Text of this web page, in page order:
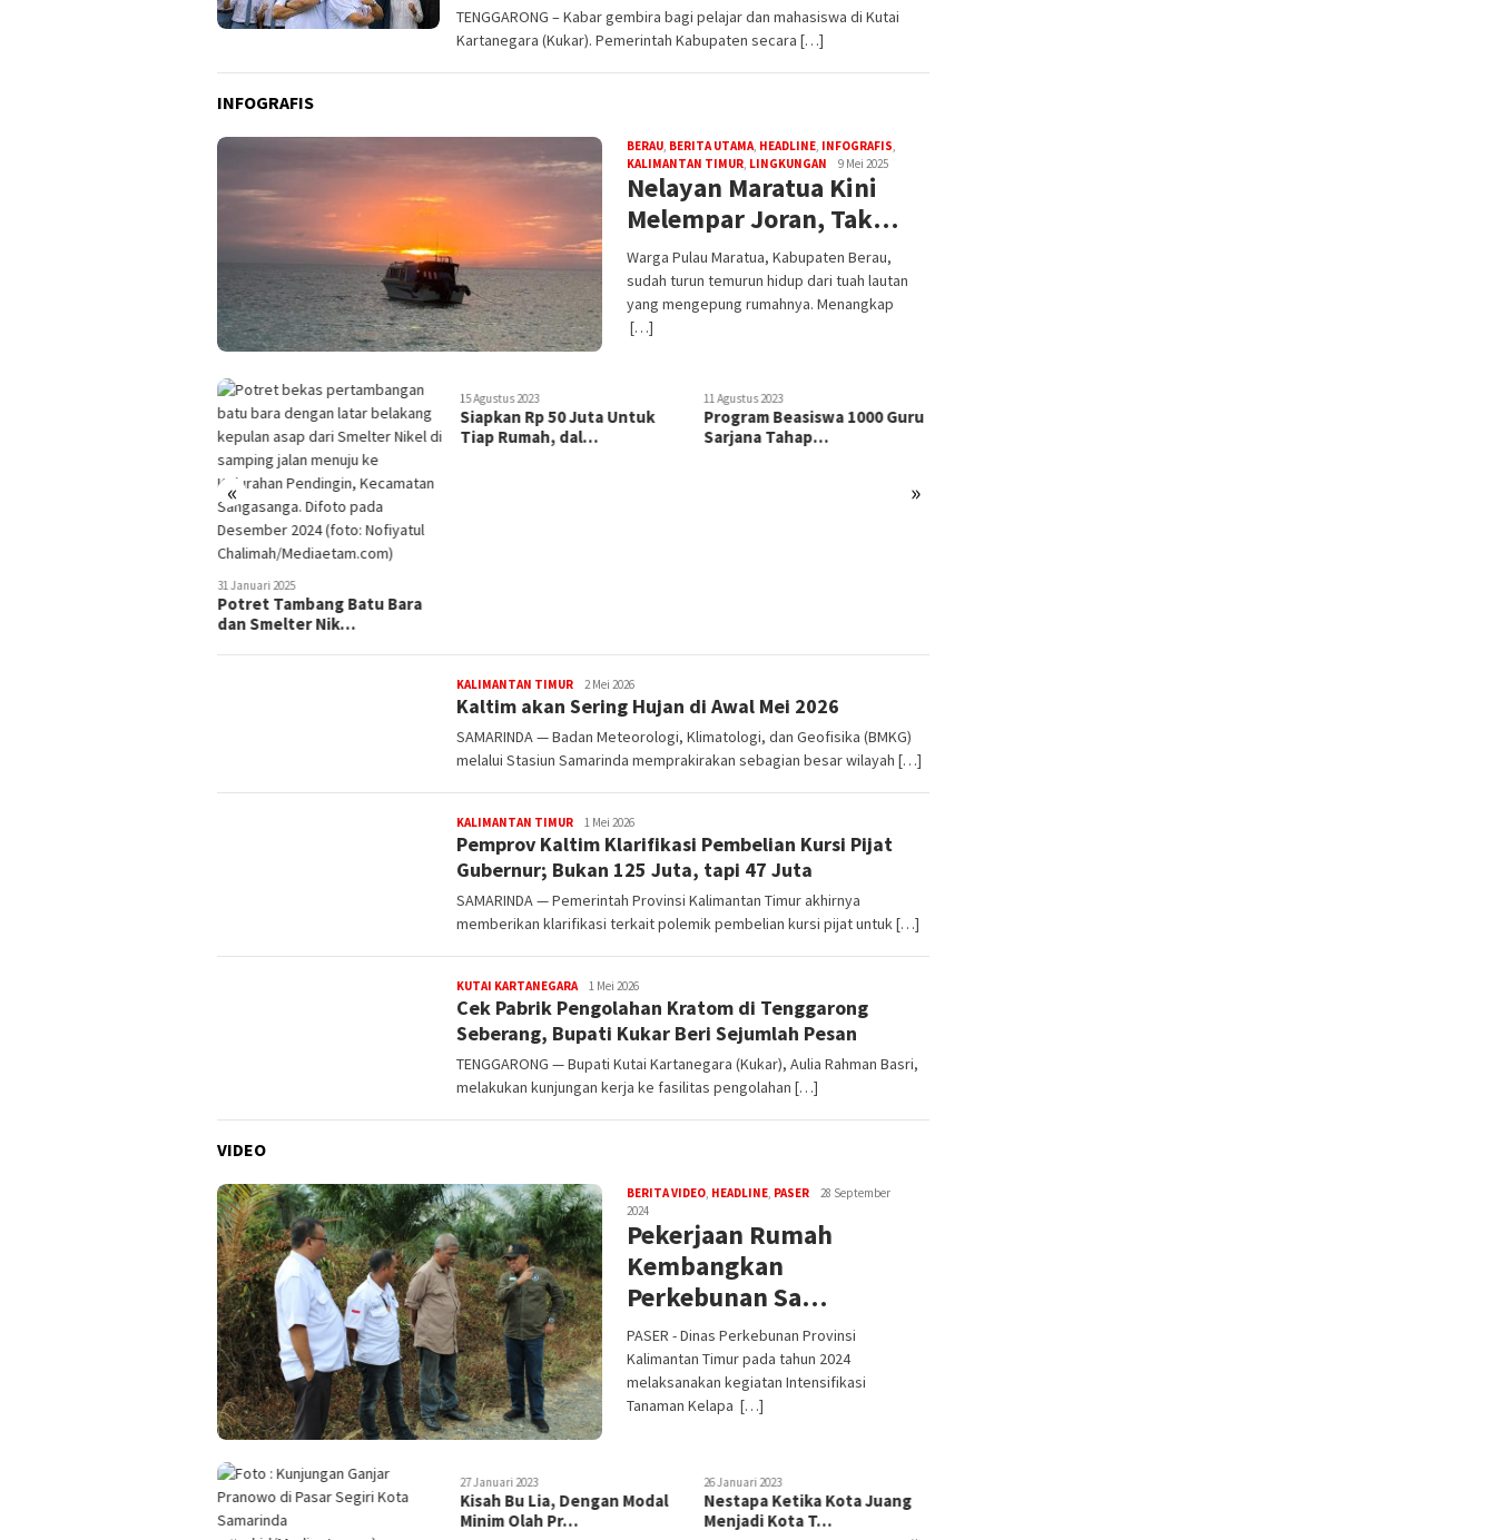
TENGGARONG – Kabar gembira bagi pelajar dan mahasiswa di Kutai
Kartanegara (Kukar). Pemerintah Kabupaten secara […]
INFOGRAFIS
BERAU BERITA UTAMA HEADLINE INFOGRAFIS
KALIMANTAN TIMUR LINGKUNGAN 9 Mei 2025
Nelayan Maratua Kini
Melempar Joran, Tak…
Warga Pulau Maratua, Kabupaten Berau,
sudah turun temurun hidup dari tuah lautan
yang mengepung rumahnya. Menangkap
[…]
« »
15 Agustus 2023
Siapkan Rp 50 Juta Untuk
Tiap Rumah, dal…
11 Agustus 2023
Program Beasiswa 1000 Guru
Sarjana Tahap…
8 Agustus 2023
Antisipasi Kemarau Panjang,
Petani Kukar…
KALIMANTAN TIMUReditoredaksi
2 Mei 2026
Kaltim akan Sering Hujan di Awal Mei 2026
SAMARINDA — Badan Meteorologi, Klimatologi, dan Geofisika (BMKG)
melalui Stasiun Samarinda memprakirakan sebagian besar wilayah […]
KALIMANTAN TIMUReditoredaksi
1 Mei 2026
Pemprov Kaltim Klarifikasi Pembelian Kursi Pijat
Gubernur; Bukan 125 Juta, tapi 47 Juta
SAMARINDA — Pemerintah Provinsi Kalimantan Timur akhirnya
memberikan klarifikasi terkait polemik pembelian kursi pijat untuk […]
KUTAI KARTANEGARAeditoredaksi
1 Mei 2026
Cek Pabrik Pengolahan Kratom di Tenggarong
Seberang, Bupati Kukar Beri Sejumlah Pesan
TENGGARONG — Bupati Kutai Kartanegara (Kukar), Aulia Rahman Basri,
melakukan kunjungan kerja ke fasilitas pengolahan […]
VIDEO
BERITA VIDEO HEADLINE PASER
28 September
2024
Pekerjaan Rumah
Kembangkan
Perkebunan Sa…
PASER - Dinas Perkebunan Provinsi
Kalimantan Timur pada tahun 2024
melaksanakan kegiatan Intensifikasi
Tanaman Kelapa […]
27 Januari 2023
Kisah Bu Lia, Dengan Modal
Minim Olah Pr…
26 Januari 2023
Nestapa Ketika Kota Juang
Menjadi Kota T…